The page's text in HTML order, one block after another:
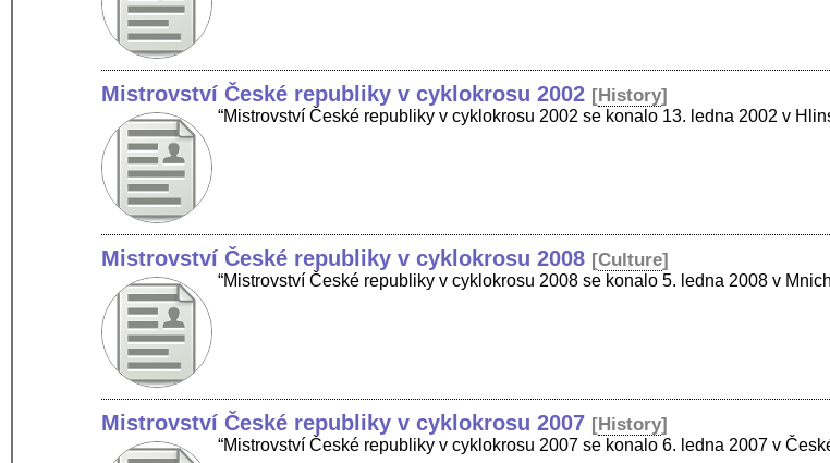
Mistrovství České republiky v cyklokrosu 2002 [History]
“Mistrovství České republiky v cyklokrosu 2002 se konalo 13. ledna 2002 v
Mistrovství České republiky v cyklokrosu 2008 [Culture]
“Mistrovství České republiky v cyklokrosu 2008 se konalo 5. ledna 2008 v
Mistrovství České republiky v cyklokrosu 2007 [History]
“Mistrovství České republiky v cyklokrosu 2007 se konalo 6. ledna 2007 v